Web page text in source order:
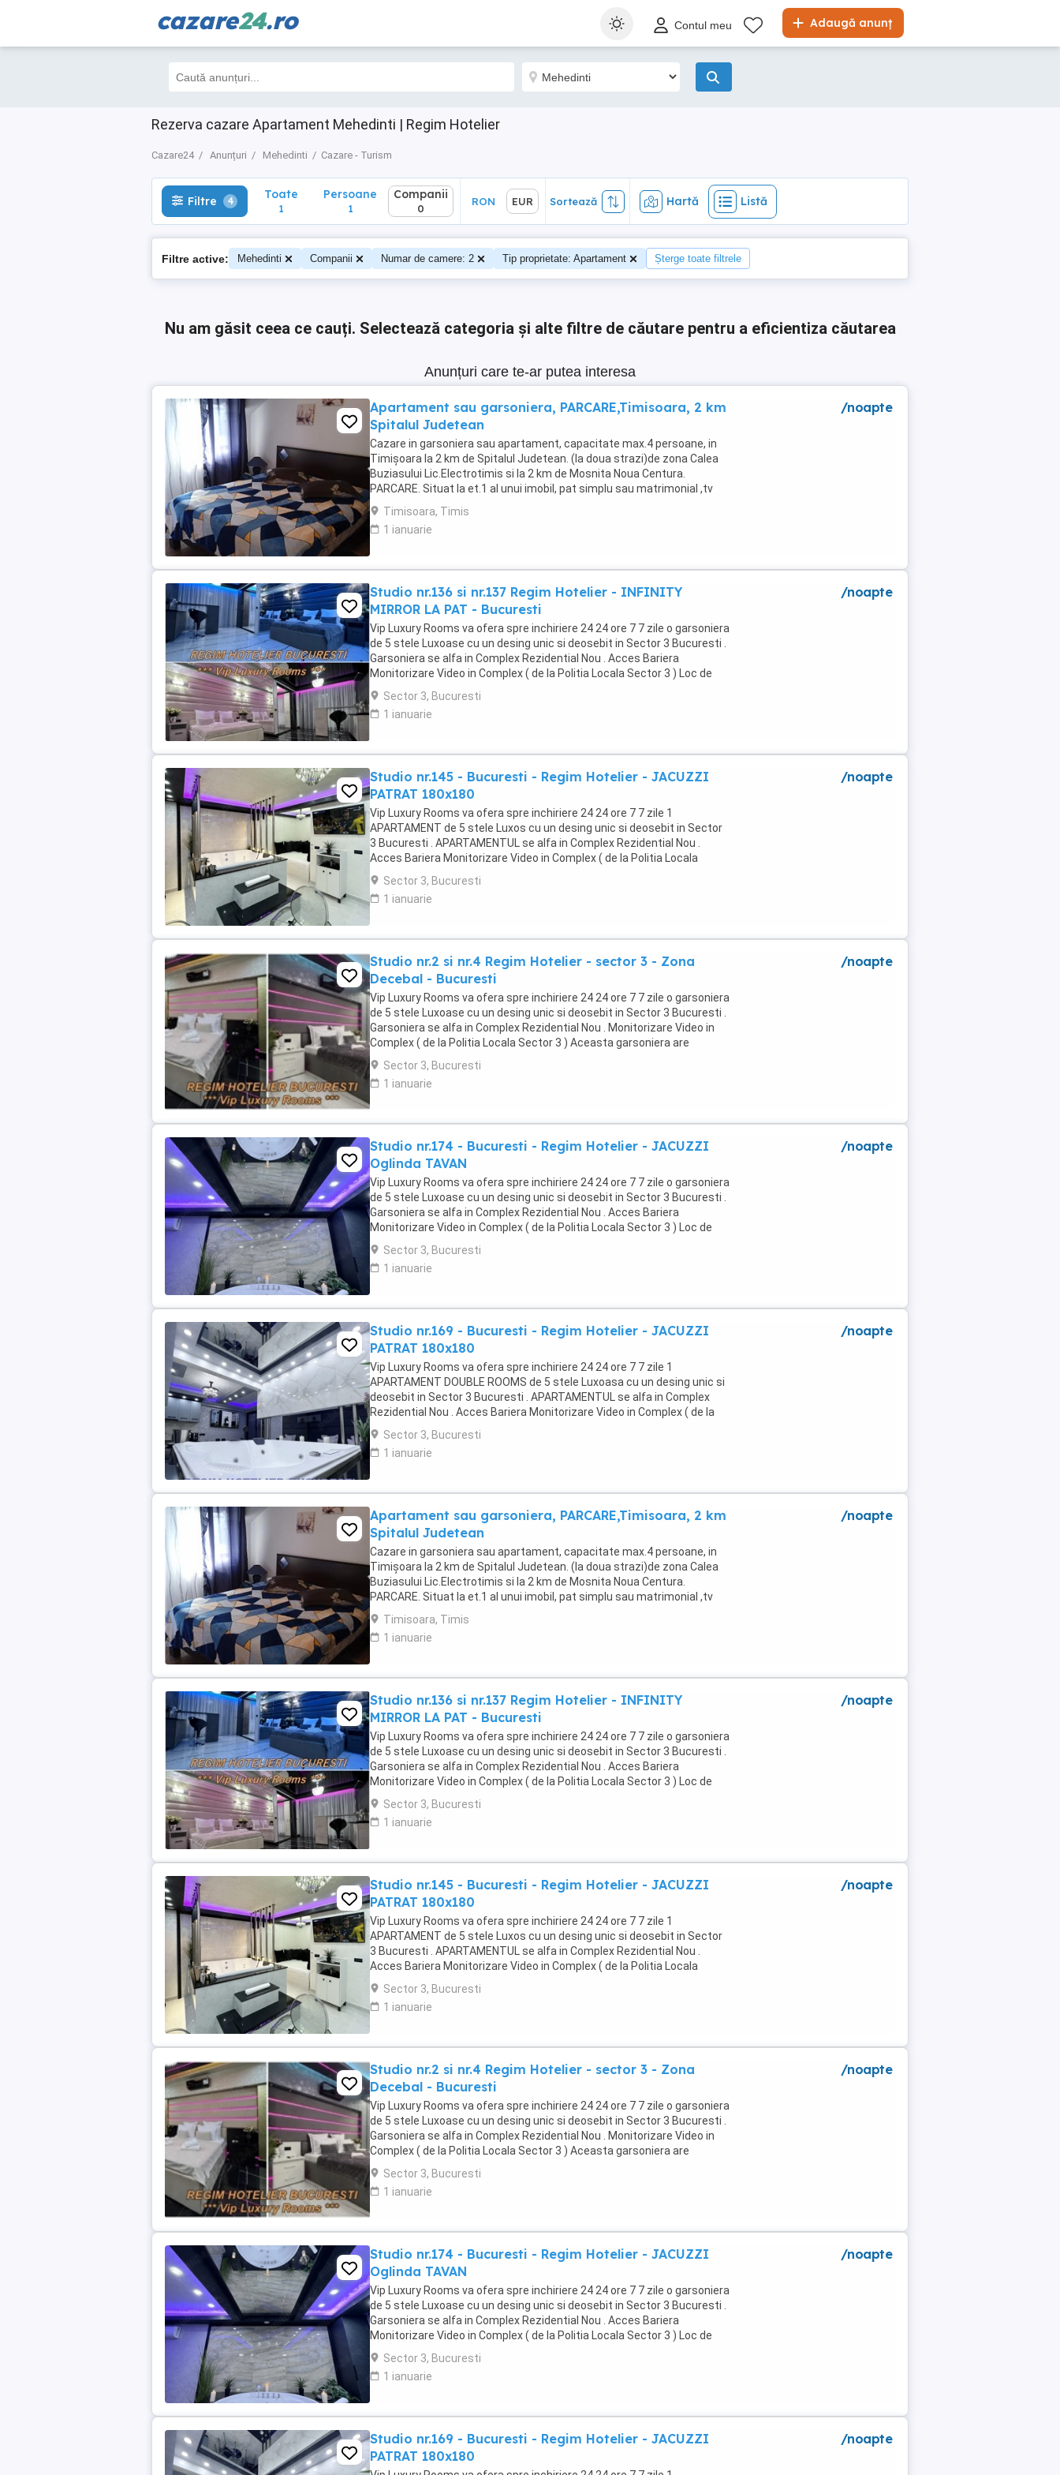
cazare24.ro Adaugă anunț
Contul meu
Rezerva cazare Apartament Mehedinti | Regim Hotelier
Cazare24 Anunțuri Mehedinti Cazare - Turism
Filtre 4 Toate
1
Hartă Listă
Filtre 4 Toate
1
Persoane
1
Companii
0
RON EUR Sortează Hartă Listă
Filtre active: Mehedinti Companii Numar de camere: 2 Tip proprietate: Apartament Șterge toate filtrele
Nu am găsit ceea ce cauți. Selectează categoria și alte filtre de căutare pentru a eficientiza căutarea
Anunțuri care te-ar putea interesa
Apartament sau garsoniera, PARCARE,Timisoara, 2 km
Spitalul Judetean
Cazare in garsoniera sau apartament, capacitate max.4 persoane, in
Timișoara la 2 km de Spitalul Judetean. (la doua strazi)de zona Calea
Buziasului Lic.Electrotimis si la 2 km de Mosnita Noua Centura.
PARCARE. Situat la et.1 al unui imobil, pat simplu sau matrimonial ,tv
+wifi , frigider, mașină spălat, ...
Timisoara, Timis
1 ianuarie
/noapte
Studio nr.136 si nr.137 Regim Hotelier - INFINITY
MIRROR LA PAT - Bucuresti
Vip Luxury Rooms va ofera spre inchiriere 24 24 ore 7 7 zile o garsoniera
de 5 stele Luxoase cu un desing unic si deosebit in Sector 3 Bucuresti .
Garsoniera se alfa in Complex Rezidential Nou . Acces Bariera
Monitorizare Video in Complex ( de la Politia Locala Sector 3 ) Loc de
parcare PRIVAT in complex ...
Sector 3, Bucuresti
1 ianuarie
/noapte
Studio nr.145 - Bucuresti - Regim Hotelier - JACUZZI
PATRAT 180x180
Vip Luxury Rooms va ofera spre inchiriere 24 24 ore 7 7 zile 1
APARTAMENT de 5 stele Luxos cu un desing unic si deosebit in Sector
3 Bucuresti . APARTAMENTUL se alfa in Complex Rezidential Nou .
Acces Bariera Monitorizare Video in Complex ( de la Politia Locala
Sector 3 ) Loc de parcare PRIVAT in complex ...
Sector 3, Bucuresti
1 ianuarie
/noapte
Studio nr.2 si nr.4 Regim Hotelier - sector 3 - Zona
Decebal - Bucuresti
Vip Luxury Rooms va ofera spre inchiriere 24 24 ore 7 7 zile o garsoniera
de 5 stele Luxoase cu un desing unic si deosebit in Sector 3 Bucuresti .
Garsoniera se alfa in Complex Rezidential Nou . Monitorizare Video in
Complex ( de la Politia Locala Sector 3 ) Aceasta garsoniera are
suprafata de 35mp ...
Sector 3, Bucuresti
1 ianuarie
/noapte
Studio nr.174 - Bucuresti - Regim Hotelier - JACUZZI
Oglinda TAVAN
Vip Luxury Rooms va ofera spre inchiriere 24 24 ore 7 7 zile o garsoniera
de 5 stele Luxoase cu un desing unic si deosebit in Sector 3 Bucuresti .
Garsoniera se alfa in Complex Rezidential Nou . Acces Bariera
Monitorizare Video in Complex ( de la Politia Locala Sector 3 ) Loc de
parcare PRIVAT in complex ...
Sector 3, Bucuresti
1 ianuarie
/noapte
Studio nr.169 - Bucuresti - Regim Hotelier - JACUZZI
PATRAT 180x180
Vip Luxury Rooms va ofera spre inchiriere 24 24 ore 7 7 zile 1
APARTAMENT DOUBLE ROOMS de 5 stele Luxoasa cu un desing unic si
deosebit in Sector 3 Bucuresti . APARTAMENTUL se alfa in Complex
Rezidential Nou . Acces Bariera Monitorizare Video in Complex ( de la
Politia Locala Sector 3 ) Loc de parcare ...
Sector 3, Bucuresti
1 ianuarie
/noapte
Apartament sau garsoniera, PARCARE,Timisoara, 2 km
Spitalul Judetean
Cazare in garsoniera sau apartament, capacitate max.4 persoane, in
Timișoara la 2 km de Spitalul Judetean. (la doua strazi)de zona Calea
Buziasului Lic.Electrotimis si la 2 km de Mosnita Noua Centura.
PARCARE. Situat la et.1 al unui imobil, pat simplu sau matrimonial ,tv
+wifi , frigider, mașină spălat, ...
Timisoara, Timis
1 ianuarie
/noapte
Studio nr.136 si nr.137 Regim Hotelier - INFINITY
MIRROR LA PAT - Bucuresti
Vip Luxury Rooms va ofera spre inchiriere 24 24 ore 7 7 zile o garsoniera
de 5 stele Luxoase cu un desing unic si deosebit in Sector 3 Bucuresti .
Garsoniera se alfa in Complex Rezidential Nou . Acces Bariera
Monitorizare Video in Complex ( de la Politia Locala Sector 3 ) Loc de
parcare PRIVAT in complex ...
Sector 3, Bucuresti
1 ianuarie
/noapte
Studio nr.145 - Bucuresti - Regim Hotelier - JACUZZI
PATRAT 180x180
Vip Luxury Rooms va ofera spre inchiriere 24 24 ore 7 7 zile 1
APARTAMENT de 5 stele Luxos cu un desing unic si deosebit in Sector
3 Bucuresti . APARTAMENTUL se alfa in Complex Rezidential Nou .
Acces Bariera Monitorizare Video in Complex ( de la Politia Locala
Sector 3 ) Loc de parcare PRIVAT in complex ...
Sector 3, Bucuresti
1 ianuarie
/noapte
Studio nr.2 si nr.4 Regim Hotelier - sector 3 - Zona
Decebal - Bucuresti
Vip Luxury Rooms va ofera spre inchiriere 24 24 ore 7 7 zile o garsoniera
de 5 stele Luxoase cu un desing unic si deosebit in Sector 3 Bucuresti .
Garsoniera se alfa in Complex Rezidential Nou . Monitorizare Video in
Complex ( de la Politia Locala Sector 3 ) Aceasta garsoniera are
suprafata de 35mp ...
Sector 3, Bucuresti
1 ianuarie
/noapte
Studio nr.174 - Bucuresti - Regim Hotelier - JACUZZI
Oglinda TAVAN
Vip Luxury Rooms va ofera spre inchiriere 24 24 ore 7 7 zile o garsoniera
de 5 stele Luxoase cu un desing unic si deosebit in Sector 3 Bucuresti .
Garsoniera se alfa in Complex Rezidential Nou . Acces Bariera
Monitorizare Video in Complex ( de la Politia Locala Sector 3 ) Loc de
parcare PRIVAT in complex ...
Sector 3, Bucuresti
1 ianuarie
/noapte
Studio nr.169 - Bucuresti - Regim Hotelier - JACUZZI
PATRAT 180x180
/noapte